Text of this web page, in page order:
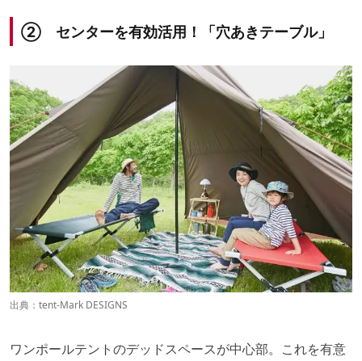
② センターを有効活用！「穴あきテーブル」
出典： tent-Mark DESIGNS
ワンポールテントのデッドスペースが中心部。これを有意